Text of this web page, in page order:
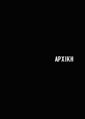
ΑΡΧΙΚΗ